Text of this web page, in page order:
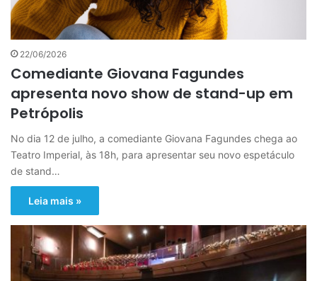
22/06/2026
Comediante Giovana Fagundes
apresenta novo show de stand-up em
Petrópolis
No dia 12 de julho, a comediante Giovana Fagundes chega ao
Teatro Imperial, às 18h, para apresentar seu novo espetáculo
de stand…
Leia mais »